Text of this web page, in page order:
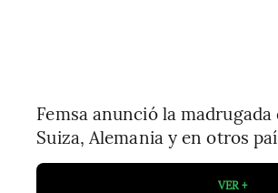
Femsa anunció la
Suiza, Alemania y en otros
VER +